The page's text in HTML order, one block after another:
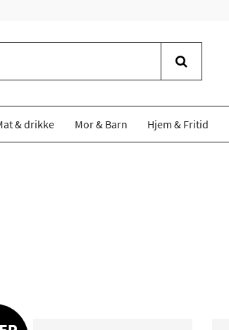
& drikke Mor & Barn Hjem & Fritid